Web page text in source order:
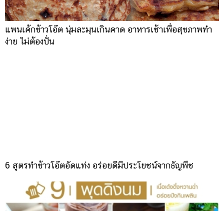
แพนเค้กข้าวโอ๊ต นุ่มละมุนเกินคาด อาหารเช้าเพื่อสุขภาพทำ
ง่าย ไม่ต้องปั่น
6 สูตรทำข้าวโอ๊ตอัดแท่ง อร่อยดีมีประโยชน์จากธัญพืช